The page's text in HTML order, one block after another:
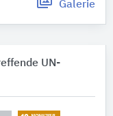
Galerie
UN-